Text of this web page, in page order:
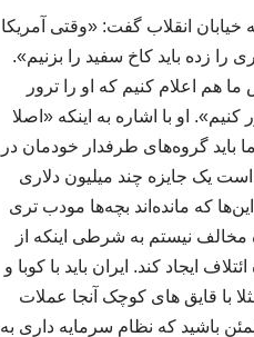
انقلاب گفت: «وقتی آمریکا
را زده باید کاخ سفید را بزنیم».
هم اعلام کنیم که او را ترور
او با اشاره به اینکه «اصلا
باید گروه‌های طرفدار خودمان در
است یک جایزه چند میلیون دلاری
که مانده‌اند بچه‌ها مودب تری
مخالف نیستم به شرطی اینکه از
ایجاد کند. ایران باید با کوبا و
با قایق های کوچک آنجا عملات
باشید که نظام سرمایه داری به